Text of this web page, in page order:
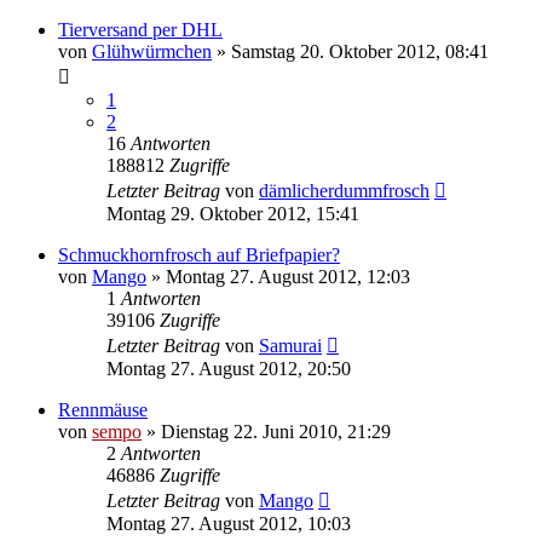
Tierversand per DHL
von Glühwürmchen » Samstag 20. Oktober 2012, 08:41
1
2
16 Antworten
188812 Zugriffe
Letzter Beitrag von dämlicherdummfrosch
Montag 29. Oktober 2012, 15:41
Schmuckhornfrosch auf Briefpapier?
von Mango » Montag 27. August 2012, 12:03
1 Antworten
39106 Zugriffe
Letzter Beitrag von Samurai
Montag 27. August 2012, 20:50
Rennmäuse
von sempo » Dienstag 22. Juni 2010, 21:29
2 Antworten
46886 Zugriffe
Letzter Beitrag von Mango
Montag 27. August 2012, 10:03